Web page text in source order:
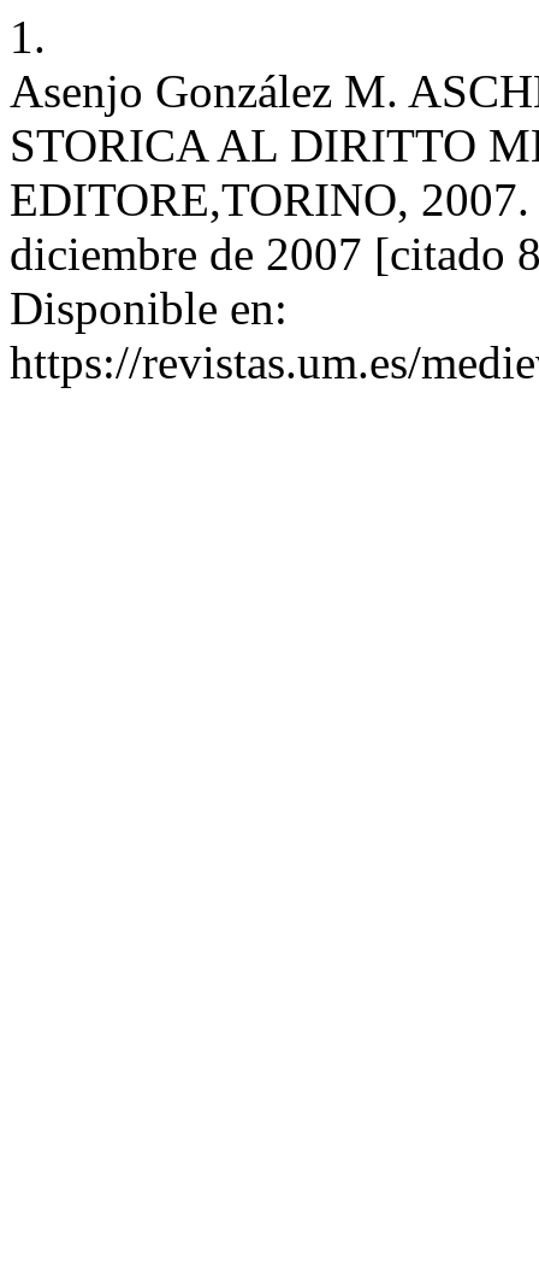
1.
Asenjo González M.
STORICA AL DIRITTO
EDITORE,TORINO,
diciembre de 2007 [citado
Disponible en:
https://revistas.um.es/